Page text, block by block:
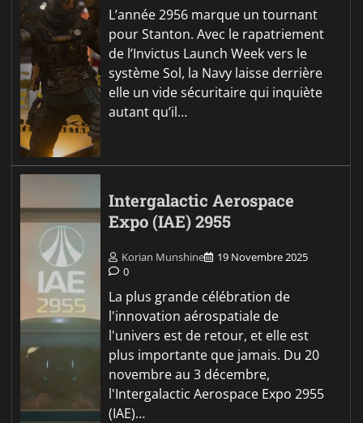
L’année 2956 marque un tournant
pour Stanton. Avec le rapatriement
de l’Invictus Launch Week vers le
système Sol, la Navy laisse derrière
elle un vide sécuritaire qui inquiète
autant qu’il…
Intergalactic Aerospace
Expo (IAE) 2955
Korian Munshine
19 Novembre 2025
0
La plus grande célébration de
l'innovation aérospatiale de
l'univers est de retour, et elle est
plus importante que jamais. Du 20
novembre au 3 décembre,
l'Intergalactic Aerospace Expo 2955
(IAE)…